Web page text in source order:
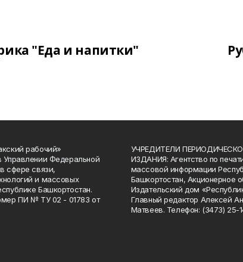
"Еда и напитки"
рабочий»
Управлении Федеральной
сфере связи,
и массовых
Башкортостан.
ПИ № ТУ 02 - 01783 от
УЧРЕДИТЕЛИ
ИЗДАНИЯ: Агентство по
массовой информации
Башкортостан, Акционерное
Издательский дом
Главный редактор Алексей
Матвеев. Телефон: (3473) 25-